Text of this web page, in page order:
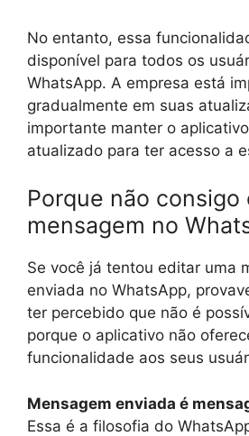
No entanto, essa
disponível para todos os
WhatsApp. A empresa está
gradualmente em suas
importante manter o
atualizado para ter acesso a
Porque não consigo
mensagem no
Se você já tentou editar uma
enviada no WhatsApp,
ter percebido que não é
porque o aplicativo não
funcionalidade aos seus
Mensagem enviada é
Essa é a filosofia do